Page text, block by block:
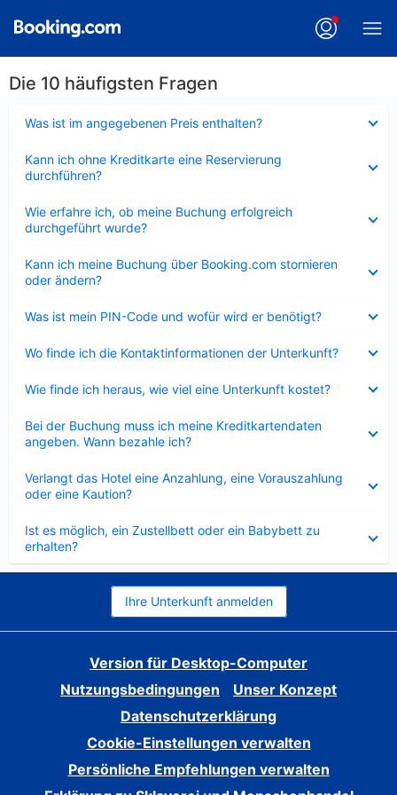
Die 10 häufigsten Fragen
Was ist im angegebenen Preis enthalten?
Kann ich ohne Kreditkarte eine Reservierung
durchführen?
Wie erfahre ich, ob meine Buchung erfolgreich
durchgeführt wurde?
Kann ich meine Buchung über Booking.com stornieren
oder ändern?
Was ist mein PIN-Code und wofür wird er benötigt?
Wo finde ich die Kontaktinformationen der Unterkunft?
Wie finde ich heraus, wie viel eine Unterkunft kostet?
Bei der Buchung muss ich meine Kreditkartendaten
angeben. Wann bezahle ich?
Verlangt das Hotel eine Anzahlung, eine Vorauszahlung
oder eine Kaution?
Ist es möglich, ein Zustellbett oder ein Babybett zu
erhalten?
Ihre Unterkunft anmelden
Version für Desktop-Computer
Nutzungsbedingungen
Unser Konzept
Datenschutzerklärung
Cookie-Einstellungen verwalten
Persönliche Empfehlungen verwalten